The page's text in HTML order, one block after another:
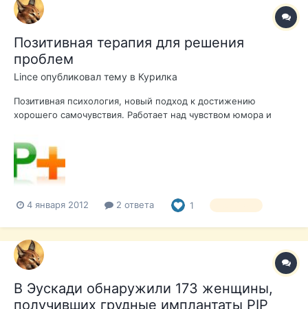
Позитивная терапия для решения
проблем
Lince опубликовал тему в Курилка
Позитивная психология, новый подход к достижению
хорошего самочувствия. Работает над чувством юмора и
краткая терапии, которая делает акцент на позитив и
решения проблем. Работа с пациентом с целью развития
благодарности и ежедневног...
4 января 2012 2 ответа 1
В Эускади обнаружили 173 женщины,
получивших грудные имплантаты PIP